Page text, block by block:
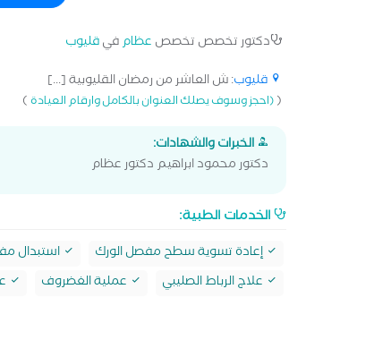
دكتور تخصص تخصص عظامفيقليوب
قليوب: ش العاشر من رمضان القليوبية [...]
((احجز وسوف يصلك العنوان بالكامل وارقام العيادة)
الخبرات والشهادات:
دكتور محمود ابراهيم دكتور عظام
الخدمات الطبية:
إعادة تسوية سطح مفصل الورك استبدال
علاج الرباط الصليبي
عملية الغضروف